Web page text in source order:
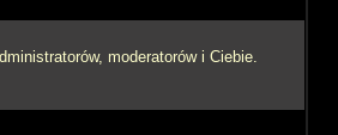
moderatorów i Ciebie.